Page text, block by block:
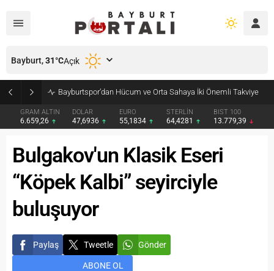
Bayburt’ta Minik Öğrencilere Jandarma Mesleği Tanıtıldı
GRAM ALTIN
6.659,26
DOLAR
47,6936
EURO
55,1834
STERLİN
64,4281
BIST 100
13.779,39
Bayburt,31°CAçık
Bulgakov'un Klasik Eseri
“Köpek Kalbi” seyirciyle
buluşuyor
Paylaş Tweetle Gönder
ABONE OL